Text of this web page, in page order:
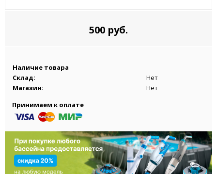
500 руб.
Наличие товара
Склад:
Нет
Магазин:
Нет
Принимаем к оплате